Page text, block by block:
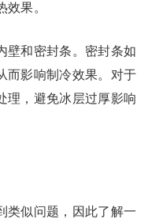
果。
壁和密封条。密封条如
而影响制冷效果。对于
理，避免冰层过厚影响
类似问题，因此了解一